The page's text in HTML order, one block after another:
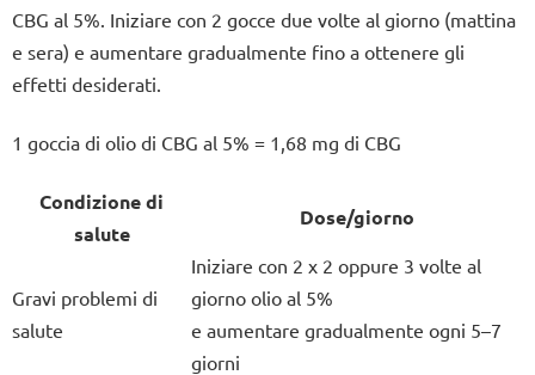
CBG al 5%. Iniziare con 2 gocce due volte al giorno (mattina
e sera) e aumentare gradualmente fino a ottenere gli
effetti desiderati.
1 goccia di olio di CBG al 5% = 1,68 mg di CBG
Condizione di
salute
Dose/giorno
Gravi problemi di
salute
Iniziare con 2 x 2 oppure 3 volte al
giorno olio al 5%
e aumentare gradualmente ogni 5–7
giorni